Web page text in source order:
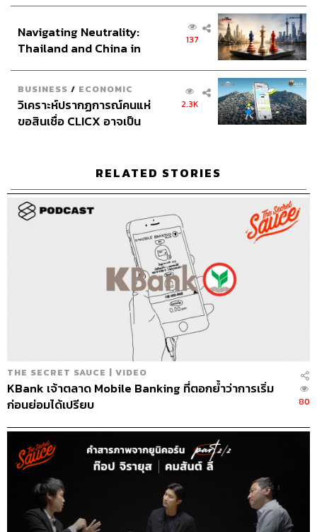
Host & Show Creatorนครินทร์ วนกิจไพบูลย์
Managerปวริศา ตั้งตุลานนท์
Assistantอสุมิ สุกี้คาวะ
Project Coordinatorณิชนันทน์ ทับทิม
Content Creatorsชาคร ฉายเพชร, ธนภาคย์ อิทธิชัยพล,
ภัทรสุดา บุญญศรี, ภัทรพร บุญนำอุดม, อาภาภัทร อารยา
ศุภมิตร เศรษฐลักษณ์
Sound Directorกฤตพล จียะเกียรติ
Sound Recording Engineer
ขจีพรรณ วิจิตรรัตน์, ธภัทร
ตั้งวงษ์ไชย
ธนิดา โตวิวัฒน์
สิทธิโชติ สุภาวรรณ์
Senior Channel Adminทศพล เพิ่มพูล
Online Community Adminสิรินยา เจษฎาพงศ์ภักดี
THE STANDARD Shared Service Department
TAGS: The Standard Podcast
The Secret Sauce
เคน นครินทร์
อินโดนีเซีย
Navigating Neutrality:
Thailand and China in
137
BUSINESS / ECONOMIC
วิเคราะห์ปรากฏการณ์คนแห่
ขอสินเชื่อ CLICX อาจเป็น
2.3K
RELATED STORIES
THE SECRET SAUCE | VIDEO
KBank เจ้าตลาด Mobile Banking ที่ตอกย้ำว่าการเริ่ม
ก่อนย่อมได้เปรียบ
80